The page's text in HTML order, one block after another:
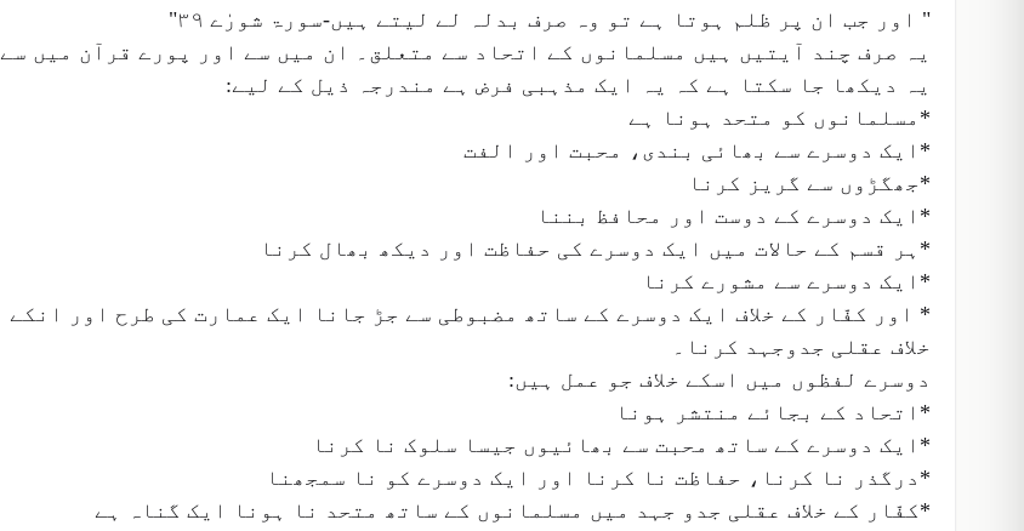
" اور جب ان پر ظلم ہوتا ہے تو وہ صرف بدلہ لے لیتے ہیں-سورۃ شورٰے ۳۹"
یہ صرف چند آیتیں ہیں مسلمانوں کے اتحاد سے متعلق۔ ان میں سے اور پورے قرآن میں سے
یہ دیکھا جا سکتا ہے کہ یہ ایک مذہبی فرض ہے مندرجہ ذیل کے لیے:
*مسلمانوں کو متحد ہونا ہے
*ایک دوسرے سے بھائی بندی، محبت اور الفت
*جھگڑوں سے گریز کرنا
*ایک دوسرے کے دوست اور محافظ بننا
*ہر قسم کے حالات میں ایک دوسرے کی حفاظت اور دیکھ بھال کرنا
*ایک دوسرے سے مشورے کرنا
* اور کفّار کے خلاف ایک دوسرے کے ساتھ مضبوطی سے جڑ جانا ایک عمارت کی طرح اور انکے
خلاف عقلی جدوجہد کرنا۔
دوسرے لفظوں میں اسکے خلاف جو عمل ہیں:
*اتحاد کے بجائے منتشر ہونا
*ایک دوسرے کے ساتھ محبت سے بھائیوں جیسا سلوک نا کرنا
*درگذر نا کرنا، حفاظت نا کرنا اور ایک دوسرے کو نا سمجھنا
*کفّار کے خلاف عقلی جدو جہد میں مسلمانوں کے ساتھ متحد نا ہونا ایک گناہ ہے